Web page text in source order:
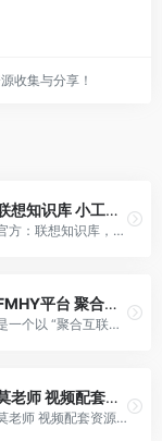
收集与分享！
联想知识库 小工具合集
官方：联想知识库，各种实用小工具合集
FMHY平台 聚合互联网免费资源
是一个以 “聚合互联网免费资源” 为核心定位的综合资源导航平台，主打 “免费、多元、全面” 的资源整合特色，自称 “互联网上最大的免费资源集合地”，为全球用户提供涵盖工具、娱乐、学习、系统资源等多领域的免费资源入口，是满足用户多样化数字资源需求的实用导航站点。
莫老师 视频配套资源汇总
莫老师 视频配套资源汇总